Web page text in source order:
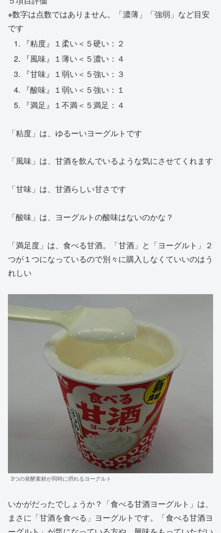
※数字は点数ではありません。「濃薄」「強弱」など目安
です
『粘度』１柔い＜５硬い：２
『風味』１薄い＜５濃い：４
『甘味』１弱い＜５強い：３
『酸味』１弱い＜５強い：１
『満足』１不満＜５満足：４
「粘度」は、ゆるーいヨーグルトです
「風味」は、甘酒を飲んでいるような気にさせてくれます
「甘味」は、甘酒らしい甘さです
「酸味」は、ヨーグルトの酸味はないのかな？
「満足度」は、食べる甘酒。「甘酒」と「ヨーグルト」２
つが１つになっているので別々に購入しなくていいのはう
れしい
3つの発酵素材が同時に摂れるヨーグルト
いかがだったでしょうか？「食べる甘酒ヨーグルト」は、
まさに「甘酒を食べる」ヨーグルトです。「食べる甘酒ヨ